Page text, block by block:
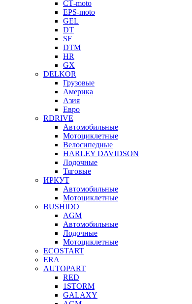
СТ-moto
EPS-moto
GEL
DT
SF
DTM
HR
GX
DELKOR
Грузовые
Америка
Азия
Евро
RDRIVE
Автомобильные
Мотоциклетные
Велосипедные
HARLEY DAVIDSON
Лодочные
Тяговые
ИРКУТ
Автомобильные
Мотоциклетные
BUSHIDO
AGM
Автомобильные
Лодочные
Мотоциклетные
ECOSTART
ERA
AUTOPART
RED
1STORM
GALAXY